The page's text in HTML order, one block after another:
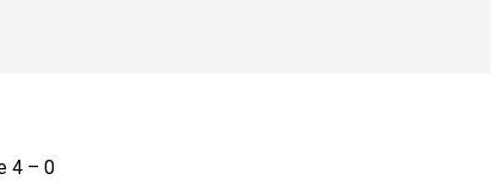
4 – 0